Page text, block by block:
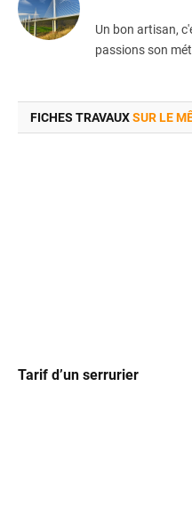
Un bon artisan,
passions son
FICHES TRAVAUXSUR LE
Tarif d’un serrurier